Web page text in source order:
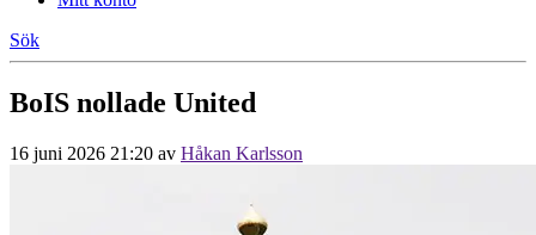
Sök
BoIS nollade United
16 juni 2026 21:20 av Håkan Karlsson